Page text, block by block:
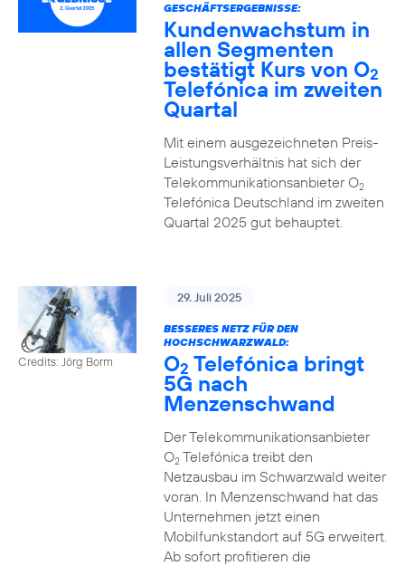
GESCHÄFTSERGEBNISSE:
Kundenwachstum in
allen Segmenten
bestätigt Kurs von O2
Telefónica im zweiten
Quartal
Mit einem ausgezeichneten Preis-
Leistungsverhältnis hat sich der
Telekommunikationsanbieter O2
Telefónica Deutschland im zweiten
Quartal 2025 gut behauptet.
Credits: Jörg Borm
29. Juli 2025
BESSERES NETZ FÜR DEN
HOCHSCHWARZWALD:
O2 Telefónica bringt
5G nach
Menzenschwand
Der Telekommunikationsanbieter
O2Telefónica treibt den
Netzausbau im Schwarzwald weiter
voran. In Menzenschwand hat das
Unternehmen jetzt einen
Mobilfunkstandort auf 5G erweitert.
Ab sofort profitieren die